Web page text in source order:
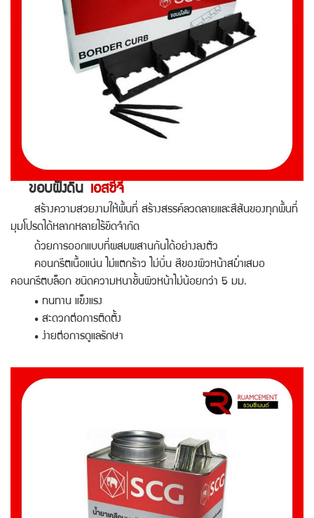
ขอบฝังดิน เอสซีจี
สร้างความสวยงามให้พื้นที่ สร้างสรรค์ลวดลายและสีสันของทุกพื้นที่
มุมโปรดได้หลากหลายไร้ขีดจำกัด
ด้วยการออกแบบที่ผสมผสานกันได้อย่างลงตัว
คอนกรีตเนื้อแน่น ไม่แตกร้าว ไม่บิ่น สีของผิวหน้าสม่ำเสมอ
คอนกรีตบล็อก ชนิดความหนาชั้นผิวหน้าไม่น้อยกว่า 5 มม.
• ทนทาน แข็งแรง
• สะดวกต่อการติดตั้ง
• ง่ายต่อการดูแลรักษา